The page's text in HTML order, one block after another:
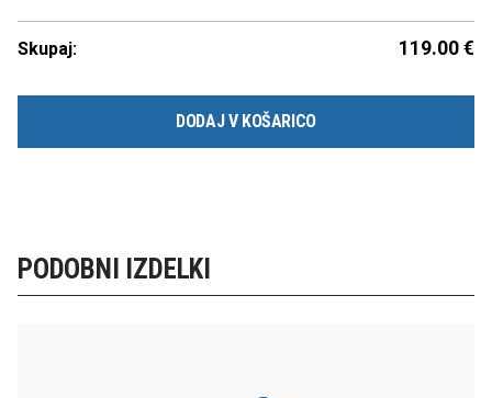
Skupaj: 119.00 €
DODAJ V KOŠARICO
PODOBNI IZDELKI